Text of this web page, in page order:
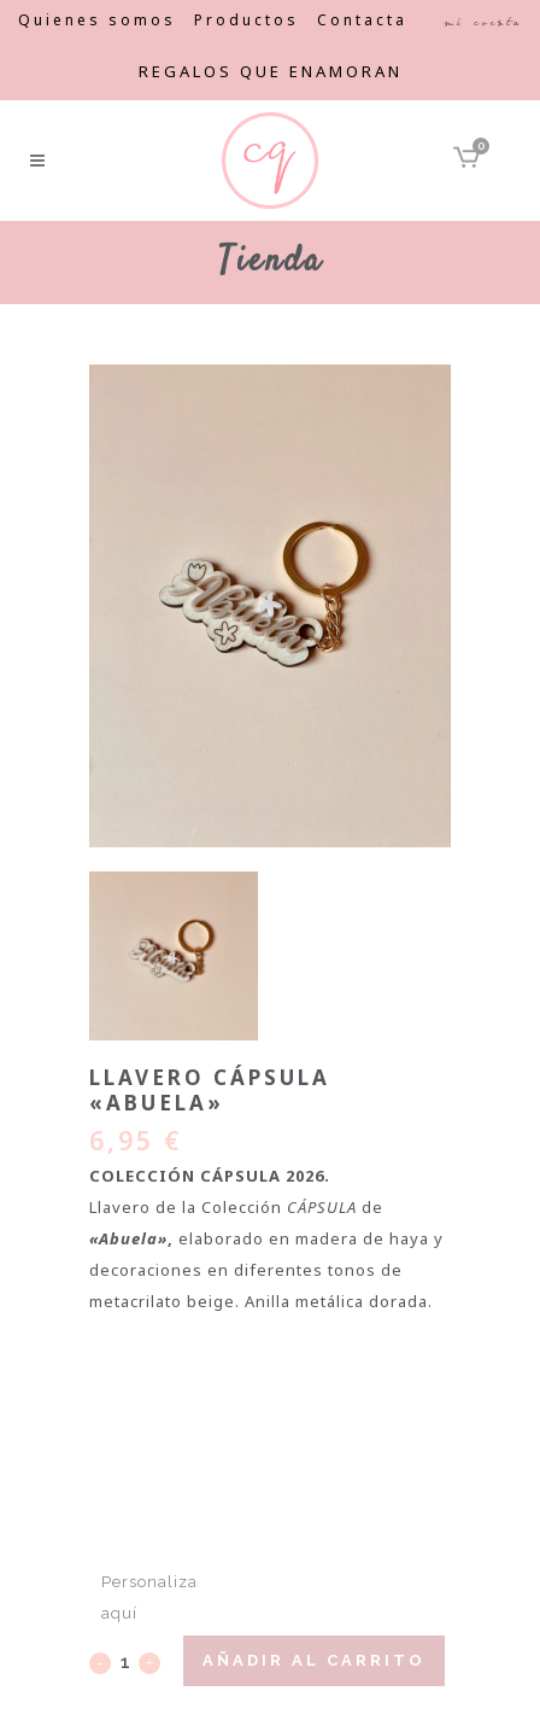
Quienes somos Productos Contacta Mi cuenta
REGALOS QUE ENAMORAN
0
Tienda
LLAVERO CÁPSULA
«ABUELA»
6,95 €
COLECCIÓN CÁPSULA 2026.
Llavero de la Colección CÁPSULA de
«Abuela», elaborado en madera de haya y
decoraciones en diferentes tonos de
metacrilato beige. Anilla metálica dorada.
Personaliza
aquí
AÑADIR AL CARRITO